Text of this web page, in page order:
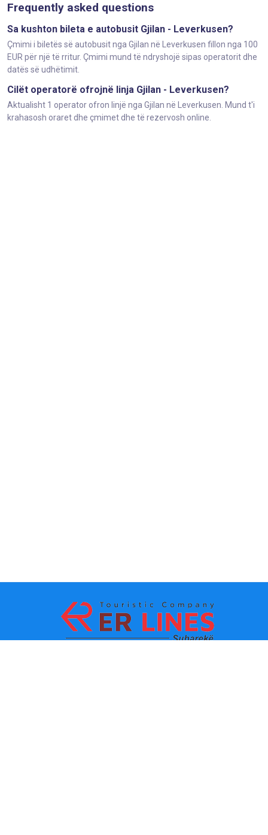
Frequently asked questions
Sa kushton bileta e autobusit Gjilan - Leverkusen?
Çmimi i biletës së autobusit nga Gjilan në Leverkusen fillon nga 100
EUR për një të rritur. Çmimi mund të ndryshojë sipas operatorit dhe
datës së udhëtimit.
Cilët operatorë ofrojnë linja Gjilan - Leverkusen?
Aktualisht 1 operator ofron linjë nga Gjilan në Leverkusen. Mund t'i
krahasosh oraret dhe çmimet dhe të rezervosh online.